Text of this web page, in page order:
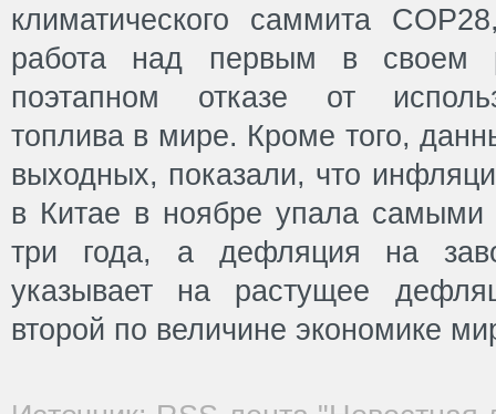
климатического саммита
работа над первым в своем
поэтапном отказе от
топлива в мире. Кроме того,
выходных, показали, что
в Китае в ноябре упала
три года, а дефляция на
указывает на растущее
второй по величине экономике